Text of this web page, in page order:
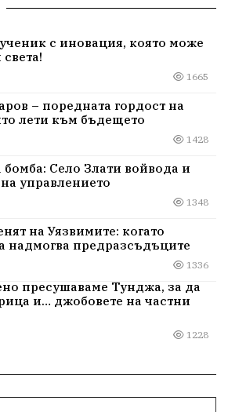
с иновация, която може
1665
– поредната гордост на
лети към бъдещето
1428
Село Злати войвода и
управлението
1348
на Уязвимите: когато
надмогва предразсъдъците
1336
пресушаваме Тунджа, за да
и… джобовете на частни
1228